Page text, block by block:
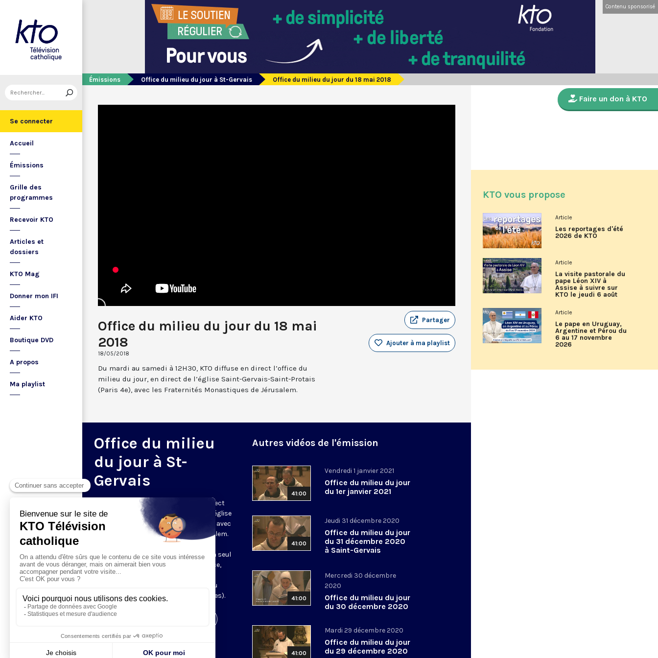
Se connecter
Accueil
Émissions
Grille des
programmes
Recevoir KTO
Articles et
dossiers
KTO Mag
Donner mon IFI
Aider KTO
Boutique DVD
A propos
Ma playlist
Contenu sponsorisé
Émissions Office du milieu du jour à St-Gervais Office du milieu du jour du 18 mai 2018
Office du milieu du jour du 18 mai
2018
18/05/2018
Partager
Ajouter à ma playlist
Du mardi au samedi à 12H30, KTO diffuse en direct l’office du
milieu du jour, en direct de l’église Saint-Gervais-Saint-Protais
(Paris 4e), avec les Fraternités Monastiques de Jérusalem.
Office du milieu
du jour à St-
Gervais
Du mardi au samedi, KTO diffuse en direct
l’office du milieu du jour, en direct de l’église
Saint-Gervais-Saint-Protais (Paris 4e), avec
les Fraternités Monastiques de Jérusalem.
L’Office du Milieu du Jour regroupe, en
particulier, «au milieu du jour» et en un seul
office, les heures monastiques de Tierce,
Sexte et None. Il permet à l’Église de
retrouver son Seigneur entre l’office du
matin (Laudes) et l’office du soir (Vêpres).
Autres vidéos de l'émission
41:00
Vendredi 1 janvier 2021
Office du milieu du jour
du 1er janvier 2021
41:00
Jeudi 31 décembre 2020
Office du milieu du jour
du 31 décembre 2020
à Saint-Gervais
41:00
Mercredi 30 décembre
2020
Office du milieu du jour
du 30 décembre 2020
41:00
Mardi 29 décembre 2020
Office du milieu du jour
du 29 décembre 2020
Faire un don à KTO
KTO vous propose
Article
Les reportages d'été
2026 de KTO
Article
La visite pastorale du
pape Léon XIV à
Assise à suivre sur
KTO le jeudi 6 août
Article
Le pape en Uruguay,
Argentine et Pérou du
6 au 17 novembre
2026